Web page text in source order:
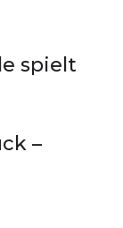
spielt
–